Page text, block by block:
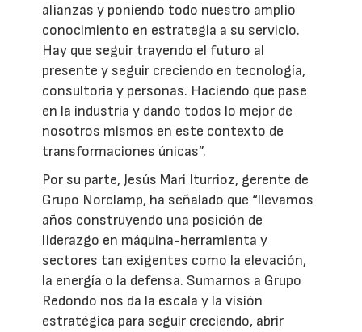
alianzas y poniendo todo nuestro amplio
conocimiento en estrategia a su servicio.
Hay que seguir trayendo el futuro al
presente y seguir creciendo en tecnología,
consultoría y personas. Haciendo que pase
en la industria y dando todos lo mejor de
nosotros mismos en este contexto de
transformaciones únicas”.
Por su parte, Jesús Mari Iturrioz, gerente de
Grupo Norclamp, ha señalado que “llevamos
años construyendo una posición de
liderazgo en máquina-herramienta y
sectores tan exigentes como la elevación,
la energía o la defensa. Sumarnos a Grupo
Redondo nos da la escala y la visión
estratégica para seguir creciendo, abrir